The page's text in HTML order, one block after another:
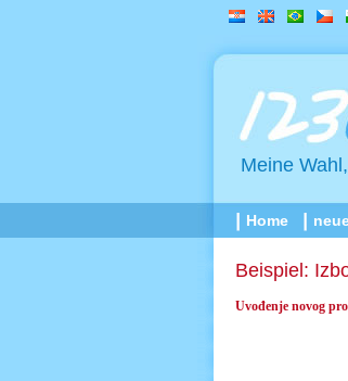
Meine
Home
Beispiel:
Uvođenje novog